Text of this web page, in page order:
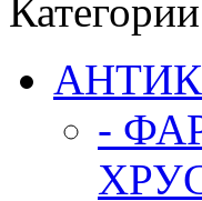
Категории
-